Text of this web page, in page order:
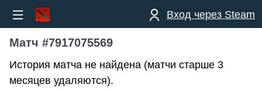
Вход через Steam
Матч #7917075569
История матча не найдена (матчи старше 3
месяцев удаляются).